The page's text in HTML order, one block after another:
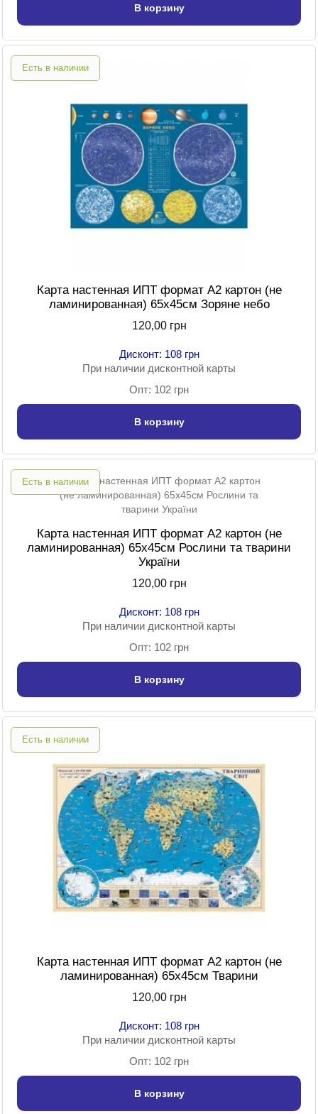
В корзину
Есть в наличии
Карта настенная ИПТ формат А2 картон (не
ламинированная) 65х45см Зоряне небо
120,00 грн
Дисконт: 108 грн
При наличии дисконтной карты
Опт: 102 грн
В корзину
Есть в наличии
Карта настенная ИПТ формат А2 картон (не
ламинированная) 65х45см Рослини та тварини
України
120,00 грн
Дисконт: 108 грн
При наличии дисконтной карты
Опт: 102 грн
В корзину
Есть в наличии
Карта настенная ИПТ формат А2 картон (не
ламинированная) 65х45см Тварини
120,00 грн
Дисконт: 108 грн
При наличии дисконтной карты
Опт: 102 грн
В корзину